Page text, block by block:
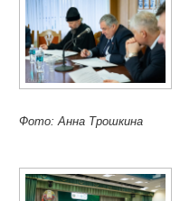
Фото: Анна Трошкина